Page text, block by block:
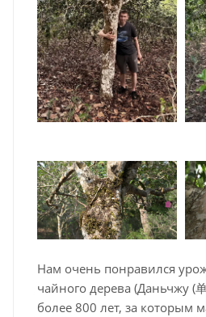
Нам очень понравился
чайного дерева (Даньчжу (
более 800 лет, за которым